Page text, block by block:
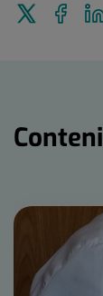
Enviar
en